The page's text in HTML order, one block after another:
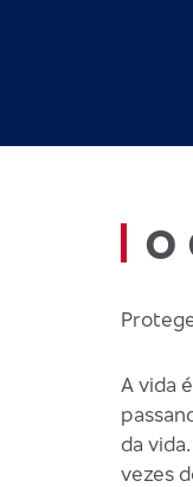
O
A vida
da
vezes